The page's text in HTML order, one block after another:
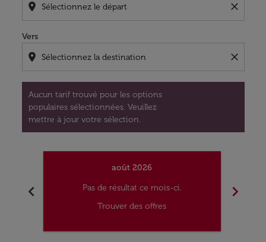
location_on close
Vers
location_on close
Aucun tarif trouvé pour les options
populaires sélectionnées. Veuillez
mettre à jour votre sélection.
chevron_left
août 2026
Pas de résultat ce mois-ci.
Trouver des offres
chevron_right